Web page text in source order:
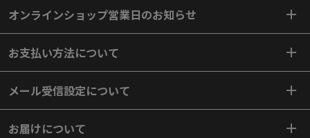
オンラインショップ営業日のお知らせ
お支払い方法について
メール受信設定について
お届けについて